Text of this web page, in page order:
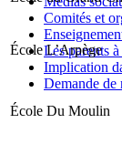
Comités et
Les parents à
Implication
Demande de
École L’Arpège
École Du Moulin